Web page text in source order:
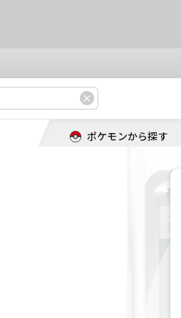
ポケモンから探す